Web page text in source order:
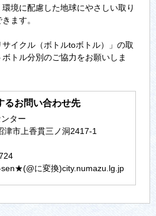
境に配慮した地球にやさしい取り
ます。
イクル（ボトルtoボトル）」の取
トル分別のご協力をお願いしま
るお問い合わせ先
ター
市上香貫三ノ洞2417-1
sen★(@に変換)city.numazu.lg.jp